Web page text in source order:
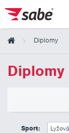
Diplomy
Diplomy
11 Kč
Sport:
Obsah košíku